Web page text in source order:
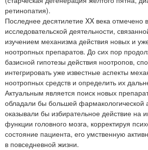
ретинопатия).
Последнее десятилетие XX века отмечено
исследовательской деятельности,
изучением механизма действия новых и
ноотропных препаратов. До сих пор
базисной гипотезы действия ноотропов,
интегрировать уже известные аспекты
ноотропных средств и определить их
Актуальным является поиск новых
обладали бы большей фармакологической
оказывали бы избирательное действие на
функции головного мозга, корректируя
состояние пациента, его умственную
в повседневной жизни.